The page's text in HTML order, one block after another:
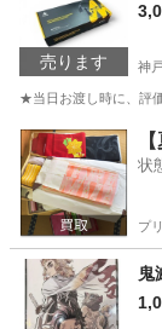
売ります 神
★当日お渡し時に、評
兵庫 神戸市
状
プ
鬼